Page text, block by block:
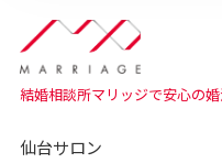
結婚相談所マリッジで安心の
仙台サロン